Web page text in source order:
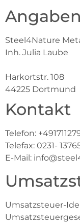
Steel4Nature
Inh. Julia Laube
Harkortstr. 108
44225 Dortmund
Kontakt
Telefon:
Telefax: 0231-
E-Mail:
Umsatzsteuer-